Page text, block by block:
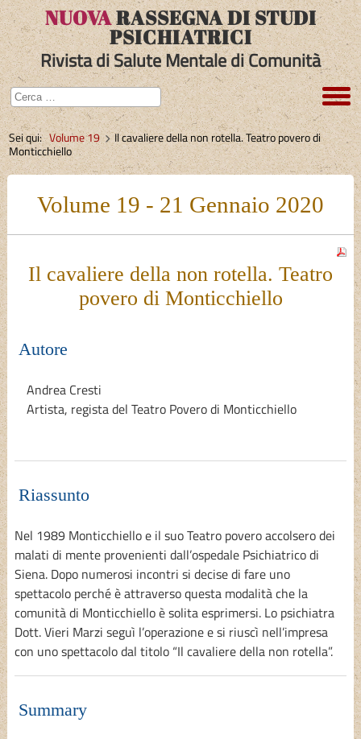
NUOVARASSEGNA DI STUDI
PSICHIATRICI
Rivista di Salute Mentale di Comunità
Sei qui:Volume 19
Il cavaliere della non rotella. Teatro povero di
Monticchiello
Volume 19 - 21 Gennaio 2020
Il cavaliere della non rotella. Teatro
povero di Monticchiello
Autore
Andrea Cresti
Artista, regista del Teatro Povero di Monticchiello
Riassunto
Nel 1989 Monticchiello e il suo Teatro povero accolsero dei
malati di mente provenienti dall’ospedale Psichiatrico di
Siena. Dopo numerosi incontri si decise di fare uno
spettacolo perché è attraverso questa modalità che la
comunità di Monticchiello è solita esprimersi. Lo psichiatra
Dott. Vieri Marzi seguì l’operazione e si riuscì nell’impresa
con uno spettacolo dal titolo “Il cavaliere della non rotella”.
Summary